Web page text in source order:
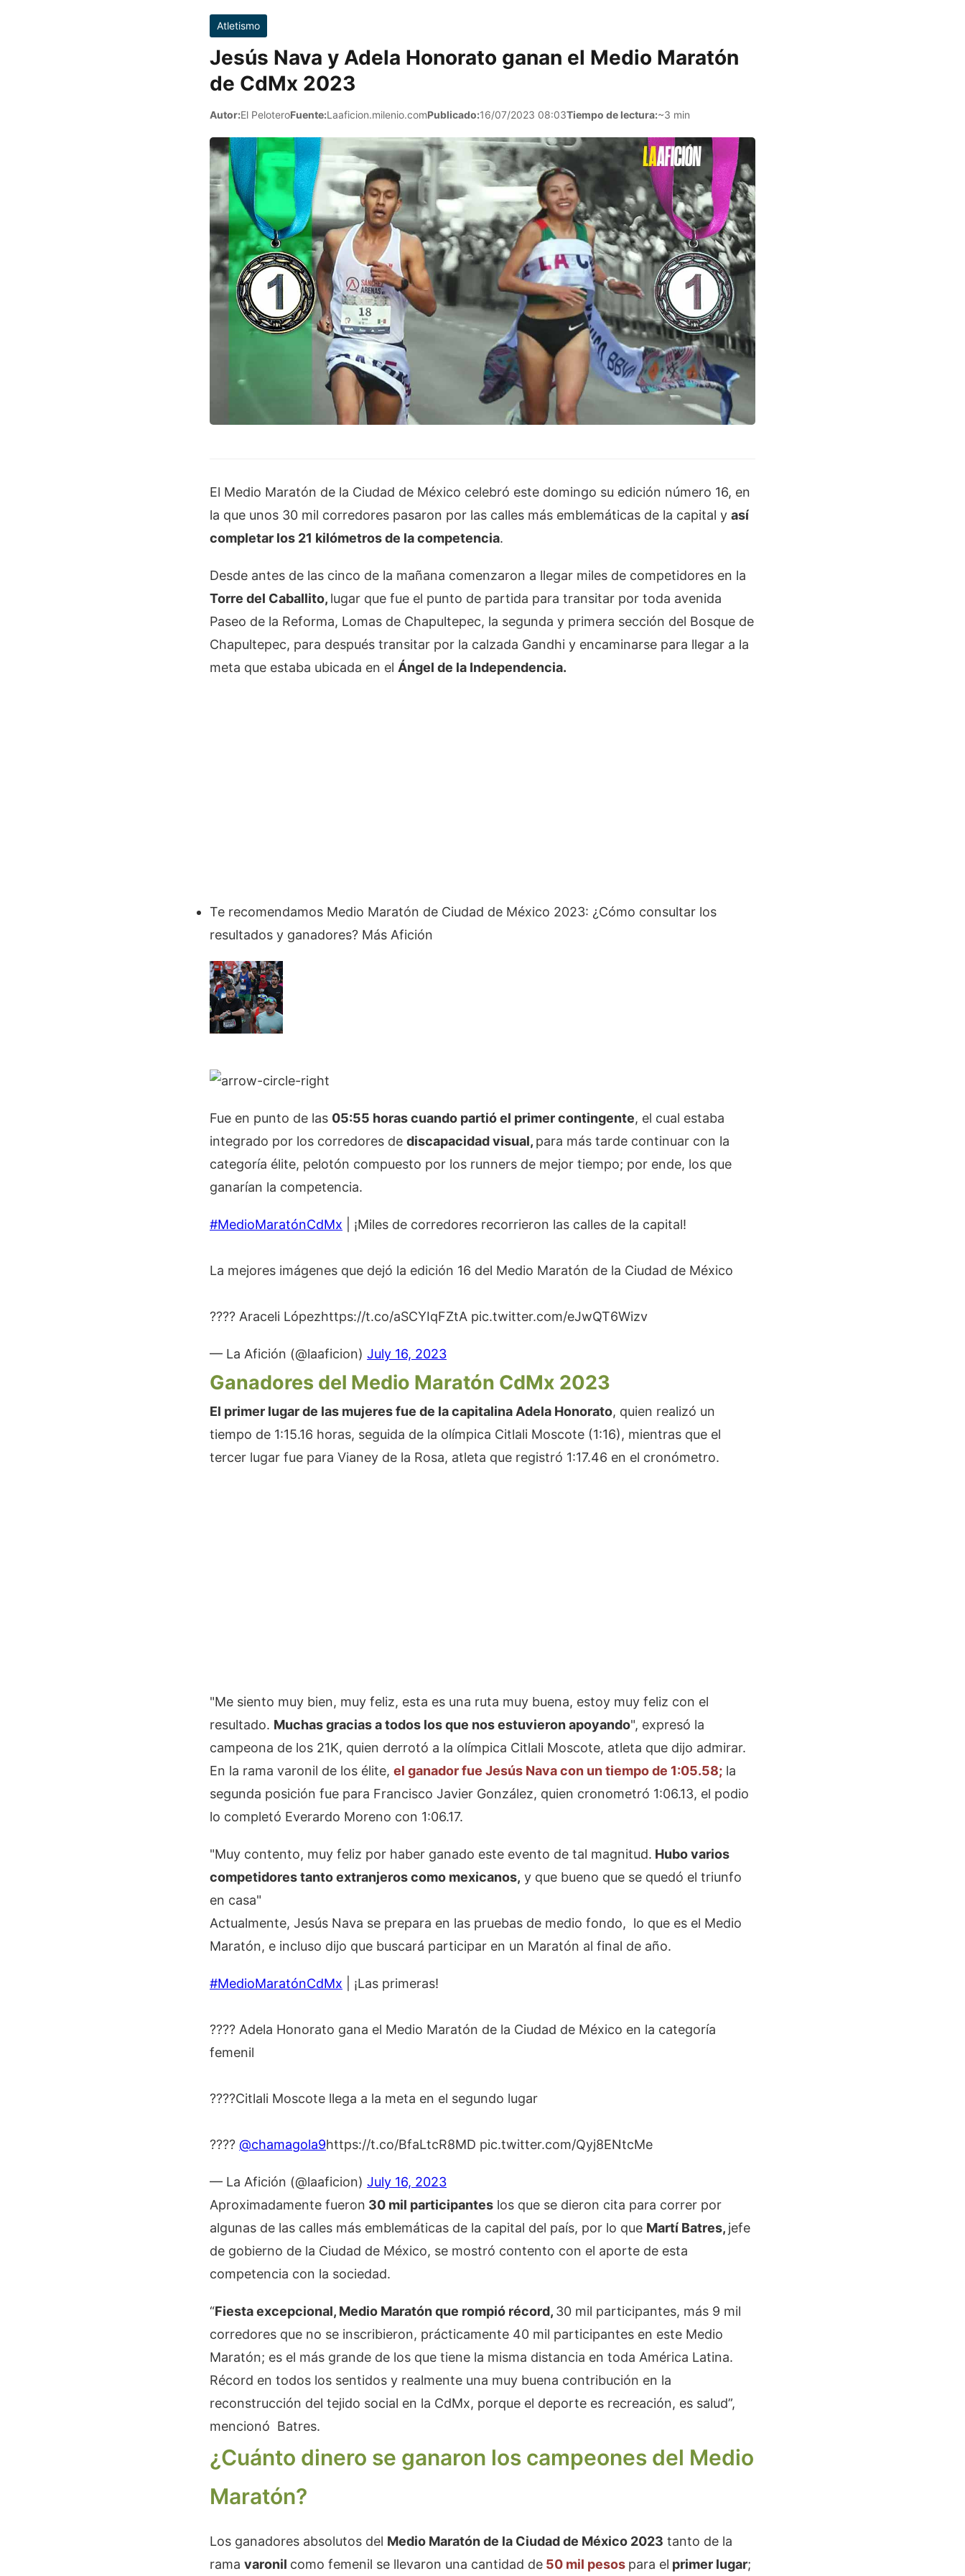
Atletismo
Jesús Nava y Adela Honorato ganan el Medio Maratón
de CdMx 2023
Autor:El PeloteroFuente:Laaficion.milenio.comPublicado:16/07/2023 08:03Tiempo de lectura:~3 min
El Medio Maratón de la Ciudad de México celebró este domingo su edición número 16, en
la que unos 30 mil corredores pasaron por las calles más emblemáticas de la capital y así
completar los 21 kilómetros de la competencia.
Desde antes de las cinco de la mañana comenzaron a llegar miles de competidores en la
Torre del Caballito, lugar que fue el punto de partida para transitar por toda avenida
Paseo de la Reforma, Lomas de Chapultepec, la segunda y primera sección del Bosque de
Chapultepec, para después transitar por la calzada Gandhi y encaminarse para llegar a la
meta que estaba ubicada en el Ángel de la Independencia.
Te recomendamos Medio Maratón de Ciudad de México 2023: ¿Cómo consultar los
resultados y ganadores? Más Afición
Fue en punto de las 05:55 horas cuando partió el primer contingente, el cual estaba
integrado por los corredores de discapacidad visual, para más tarde continuar con la
categoría élite, pelotón compuesto por los runners de mejor tiempo; por ende, los que
ganarían la competencia.
#MedioMaratónCdMx | ¡Miles de corredores recorrieron las calles de la capital!
La mejores imágenes que dejó la edición 16 del Medio Maratón de la Ciudad de México
???? Araceli Lópezhttps://t.co/aSCYIqFZtA pic.twitter.com/eJwQT6Wizv
— La Afición (@laaficion) July 16, 2023
Ganadores del Medio Maratón CdMx 2023
El primer lugar de las mujeres fue de la capitalina Adela Honorato, quien realizó un
tiempo de 1:15.16 horas, seguida de la olímpica Citlali Moscote (1:16), mientras que el
tercer lugar fue para Vianey de la Rosa, atleta que registró 1:17.46 en el cronómetro.
"Me siento muy bien, muy feliz, esta es una ruta muy buena, estoy muy feliz con el
resultado. Muchas gracias a todos los que nos estuvieron apoyando", expresó la
campeona de los 21K, quien derrotó a la olímpica Citlali Moscote, atleta que dijo admirar.
En la rama varonil de los élite, el ganador fue Jesús Nava con un tiempo de 1:05.58; la
segunda posición fue para Francisco Javier González, quien cronometró 1:06.13, el podio
lo completó Everardo Moreno con 1:06.17.
"Muy contento, muy feliz por haber ganado este evento de tal magnitud. Hubo varios
competidores tanto extranjeros como mexicanos, y que bueno que se quedó el triunfo
en casa"
Actualmente, Jesús Nava se prepara en las pruebas de medio fondo, lo que es el Medio
Maratón, e incluso dijo que buscará participar en un Maratón al final de año.
#MedioMaratónCdMx | ¡Las primeras!
???? Adela Honorato gana el Medio Maratón de la Ciudad de México en la categoría
femenil
????Citlali Moscote llega a la meta en el segundo lugar
???? @chamagola9https://t.co/BfaLtcR8MD pic.twitter.com/Qyj8ENtcMe
— La Afición (@laaficion) July 16, 2023
Aproximadamente fueron 30 mil participantes los que se dieron cita para correr por
algunas de las calles más emblemáticas de la capital del país, por lo que Martí Batres, jefe
de gobierno de la Ciudad de México, se mostró contento con el aporte de esta
competencia con la sociedad.
“Fiesta excepcional, Medio Maratón que rompió récord, 30 mil participantes, más 9 mil
corredores que no se inscribieron, prácticamente 40 mil participantes en este Medio
Maratón; es el más grande de los que tiene la misma distancia en toda América Latina.
Récord en todos los sentidos y realmente una muy buena contribución en la
reconstrucción del tejido social en la CdMx, porque el deporte es recreación, es salud”,
mencionó Batres.
¿Cuánto dinero se ganaron los campeones del Medio
Maratón?
Los ganadores absolutos del Medio Maratón de la Ciudad de México 2023 tanto de la
rama varonil como femenil se llevaron una cantidad de 50 mil pesos para el primer lugar;